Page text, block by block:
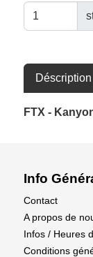
Déscription
FTX -
Info
Contact
A propos de
Infos / Heures
Conditions